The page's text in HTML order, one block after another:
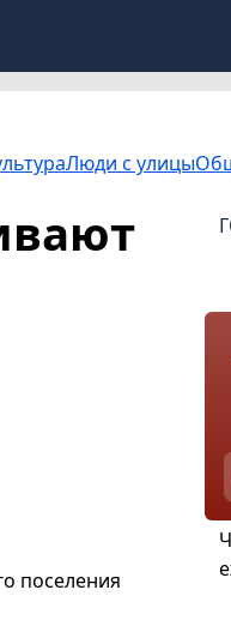
Люди с улицы
поселения